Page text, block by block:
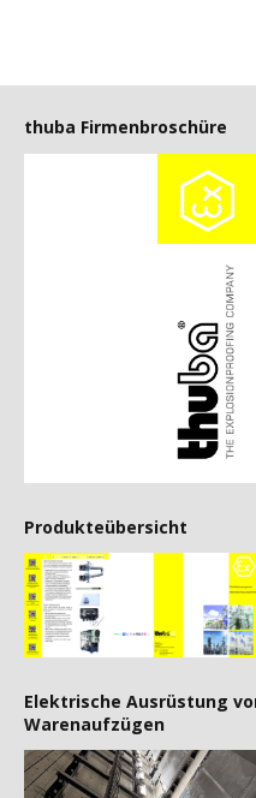
thuba Firmenbroschüre
Produkteübersicht
Elektrische Ausrüstung
Warenaufzügen